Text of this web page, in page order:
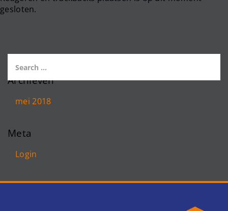
gesloten.
Archieven
mei 2018
Meta
Login